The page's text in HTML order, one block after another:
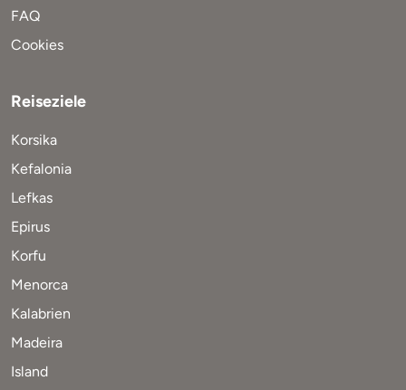
FAQ
Cookies
Reiseziele
Korsika
Kefalonia
Lefkas
Epirus
Korfu
Menorca
Kalabrien
Madeira
Island